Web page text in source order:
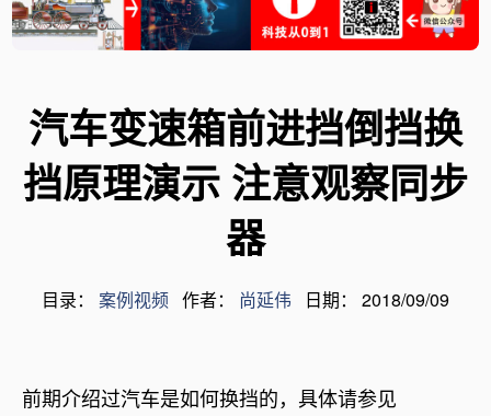
汽车变速箱前进挡倒挡换
挡原理演示 注意观察同步
器
目录： 案例视频 作者： 尚延伟 日期： 2018/09/09
前期介绍过汽车是如何换挡的，具体请参见